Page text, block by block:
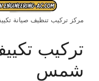
مركز تركيب تنظيف صيانة
تركيب
شمس